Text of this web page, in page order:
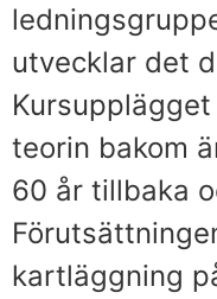
utvecklar det
teorin bakom
60 år tillbaka
kartläggning